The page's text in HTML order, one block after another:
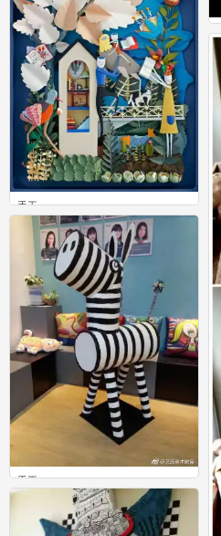
手工
0
手工
DIY心形折纸书签手工教程
16